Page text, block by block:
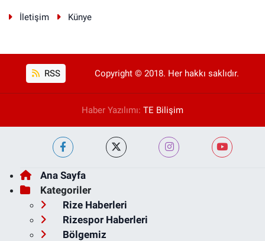
İletişim Künye
RSS Copyright © 2018. Her hakkı saklıdır.
Haber Yazılımı: TE Bilişim
Ana Sayfa
Kategoriler
Rize Haberleri
Rizespor Haberleri
Bölgemiz